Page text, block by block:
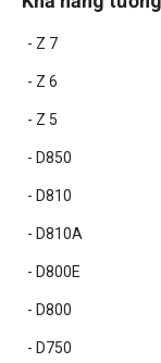
- Z 7
- Z 6
- Z 5
- D850
- D810
- D810A
- D800E
- D800
- D750